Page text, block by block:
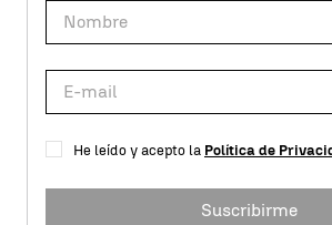
He leído y acepto la Política de
Suscribirme